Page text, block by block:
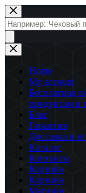
Перейти
к
сути
Поиск
товаров
Home
My account
Бесплатная
продуктам и
Блог
Гарантия
Доставка и
Каталог
Контакты
Корзина
Корзина
Магазин